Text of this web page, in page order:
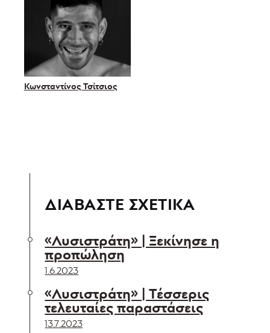
Κωνσταντίνος Τσίτσιος
ΔΙΑΒΑΣΤΕ ΣΧΕΤΙΚΑ
«Λυσιστράτη» | Ξεκίνησε η
προπώληση
1.6.2023
«Λυσιστράτη» | Τέσσερις
τελευταίες παραστάσεις
13.7.2023